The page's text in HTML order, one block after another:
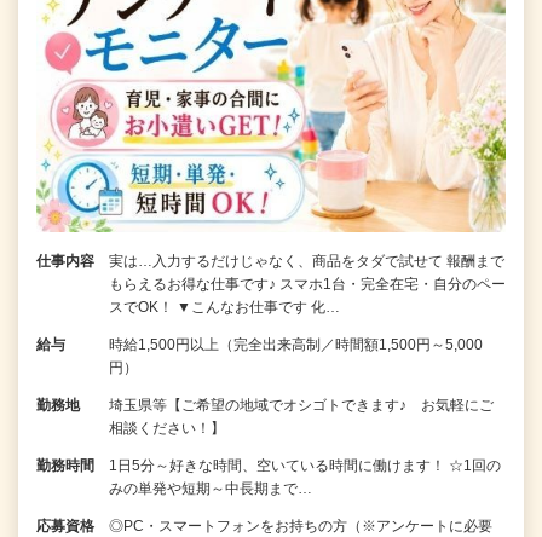
仕事内容
実は…入力するだけじゃなく、商品をタダで試せて 報酬まで
もらえるお得な仕事です♪ スマホ1台・完全在宅・自分のペー
スでOK！ ▼こんなお仕事です 化…
給与
時給1,500円以上（完全出来高制／時間額1,500円～5,000
円）
勤務地
埼玉県等【ご希望の地域でオシゴトできます♪ お気軽にご
相談ください！】
勤務時間
1日5分～好きな時間、空いている時間に働けます！ ☆1回の
みの単発や短期～中長期まで…
応募資格
◎PC・スマートフォンをお持ちの方（※アンケートに必要